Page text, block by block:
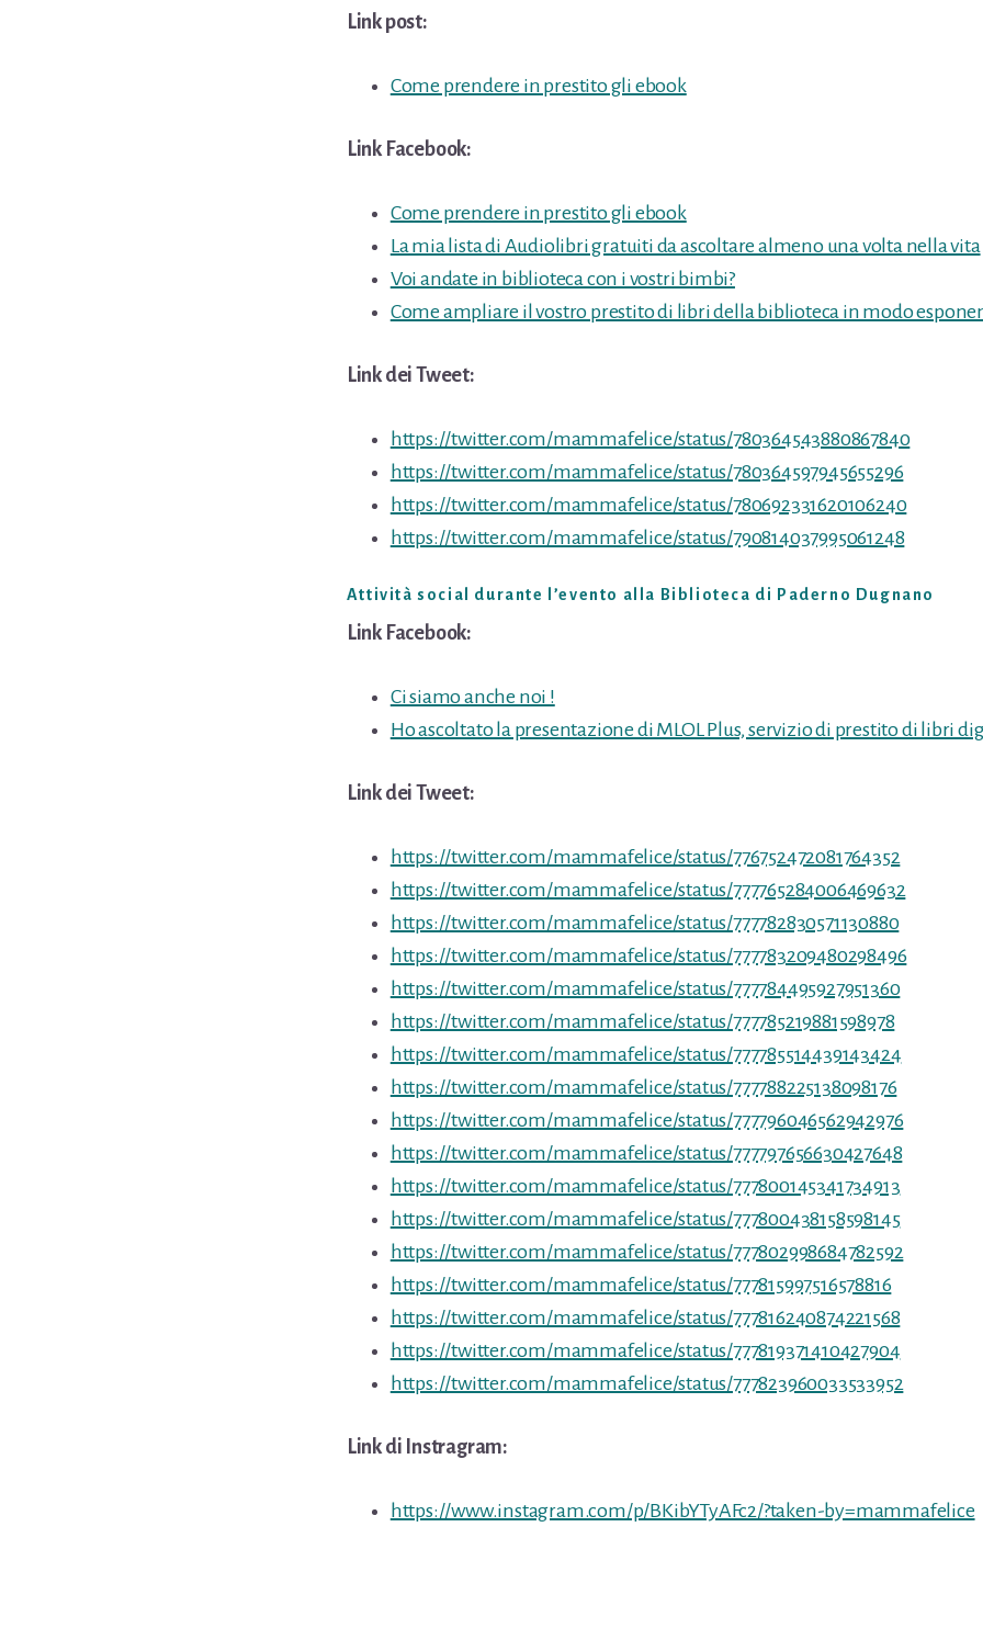
Link post:
Come prendere in prestito gli ebook
Link Facebook:
Come prendere in prestito gli ebook
La mia lista di Audiolibri gratuiti da ascoltare almeno una volta nella vita
Voi andate in biblioteca con i vostri bimbi?
Come ampliare il vostro prestito di libri della biblioteca in modo
Link dei Tweet:
https://twitter.com/mammafelice/status/780364543880867840
https://twitter.com/mammafelice/status/780364597945655296
https://twitter.com/mammafelice/status/780692331620106240
https://twitter.com/mammafelice/status/790814037995061248
Attività social durante l’evento alla Biblioteca di Paderno Dugnano
Link Facebook:
Ci siamo anche noi !
Ho ascoltato la presentazione di MLOL Plus, servizio di prestito di libri
Link dei Tweet:
https://twitter.com/mammafelice/status/776752472081764352
https://twitter.com/mammafelice/status/777765284006469632
https://twitter.com/mammafelice/status/777782830571130880
https://twitter.com/mammafelice/status/777783209480298496
https://twitter.com/mammafelice/status/777784495927951360
https://twitter.com/mammafelice/status/777785219881598978
https://twitter.com/mammafelice/status/777785514439143424
https://twitter.com/mammafelice/status/777788225138098176
https://twitter.com/mammafelice/status/777796046562942976
https://twitter.com/mammafelice/status/777797656630427648
https://twitter.com/mammafelice/status/777800145341734913
https://twitter.com/mammafelice/status/777800438158598145
https://twitter.com/mammafelice/status/777802998684782592
https://twitter.com/mammafelice/status/777815997516578816
https://twitter.com/mammafelice/status/777816240874221568
https://twitter.com/mammafelice/status/777819371410427904
https://twitter.com/mammafelice/status/777823960033533952
Link di Instragram:
https://www.instagram.com/p/BKibYTyAFc2/?taken-by=mammafelice